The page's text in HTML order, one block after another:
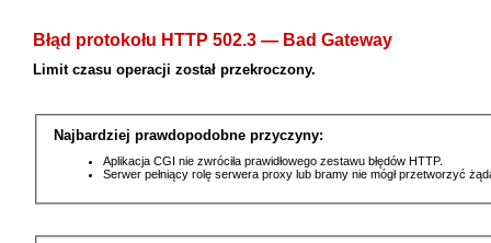
Błąd protokołu HTTP 502.3 — Bad Gateway
Limit czasu operacji został przekroczony.
Najbardziej prawdopodobne przyczyny:
Aplikacja CGI nie zwróciła prawidłowego zestawu błędów HTTP.
Serwer pełniący rolę serwera proxy lub bramy nie mógł przetworzyć